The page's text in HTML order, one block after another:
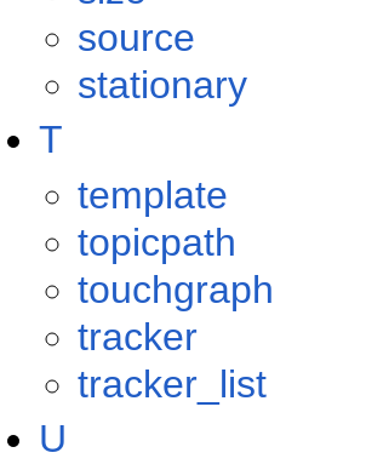
source
stationary
T
template
topicpath
touchgraph
tracker
tracker_list
U